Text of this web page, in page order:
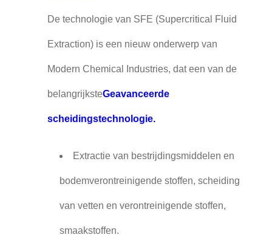
De technologie van SFE (Supercritical Fluid
Extraction) is een nieuw onderwerp van
Modern Chemical Industries, dat een van de
belangrijksteGeavanceerde
scheidingstechnologie.
Extractie van bestrijdingsmiddelen en
bodemverontreinigende stoffen, scheiding
van vetten en verontreinigende stoffen,
smaakstoffen.